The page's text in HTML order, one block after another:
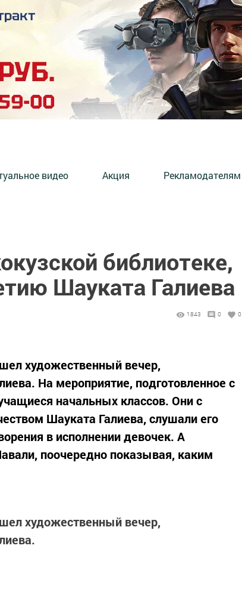
видео Акция Рекламодателям
библиотеке,
Шауката Галиева
1843 0 0
художественный вечер,
На мероприятие, подготовленное с
начальных классов. Они с
Шауката Галиева, слушали его
в исполнении девочек. А
поочередно показывая, каким
художественный вечер,